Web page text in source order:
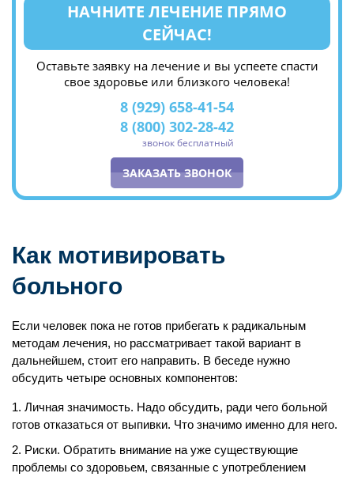
НАЧНИТЕ ЛЕЧЕНИЕ ПРЯМО
СЕЙЧАС!
Оставьте заявку на лечение и вы успеете спасти
свое здоровье или близкого человека!
8 (929) 658-41-54
8 (800) 302-28-42
звонок бесплатный
ЗАКАЗАТЬ ЗВОНОК
Как мотивировать
больного
Если человек пока не готов прибегать к радикальным
методам лечения, но рассматривает такой вариант в
дальнейшем, стоит его направить. В беседе нужно
обсудить четыре основных компонентов:
Личная значимость. Надо обсудить, ради чего больной
готов отказаться от выпивки. Что значимо именно для него.
Риски. Обратить внимание на уже существующие
проблемы со здоровьем, связанные с употреблением